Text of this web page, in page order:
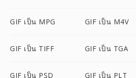
GIF เป็น MPG GIF เป็น M4V
GIF เป็น TIFF GIF เป็น TGA
GIF เป็น PSD GIF เป็น PLT